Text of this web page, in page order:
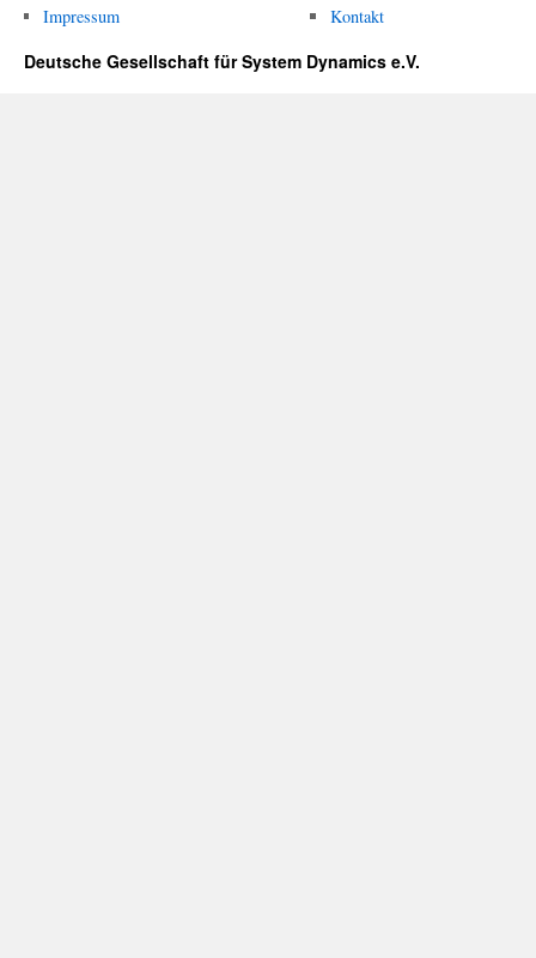
Impressum Kontakt
Deutsche Gesellschaft für System Dynamics e.V.